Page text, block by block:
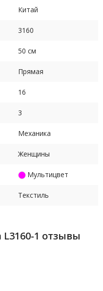
Китай
3160
50 см
Прямая
16
3
Механика
Женщины
Мультицвет
Текстиль
1 отзывы